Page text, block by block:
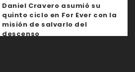
Daniel Cravero asumió su
quinto ciclo en For Ever con la
misión de salvarlo del
descenso